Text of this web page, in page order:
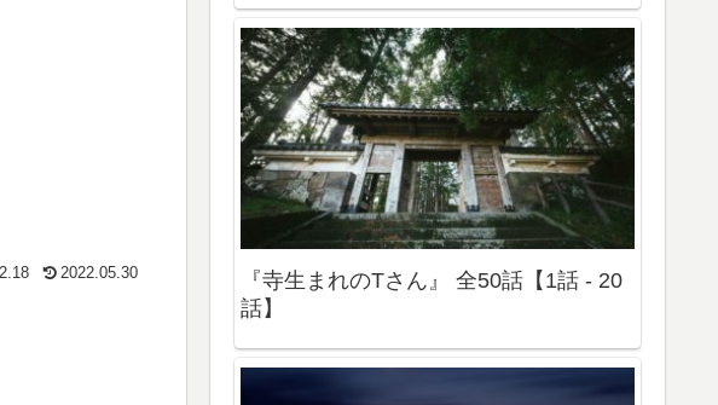
2022.05.30
『寺生まれのTさん』 全50話【1話 - 20
話】